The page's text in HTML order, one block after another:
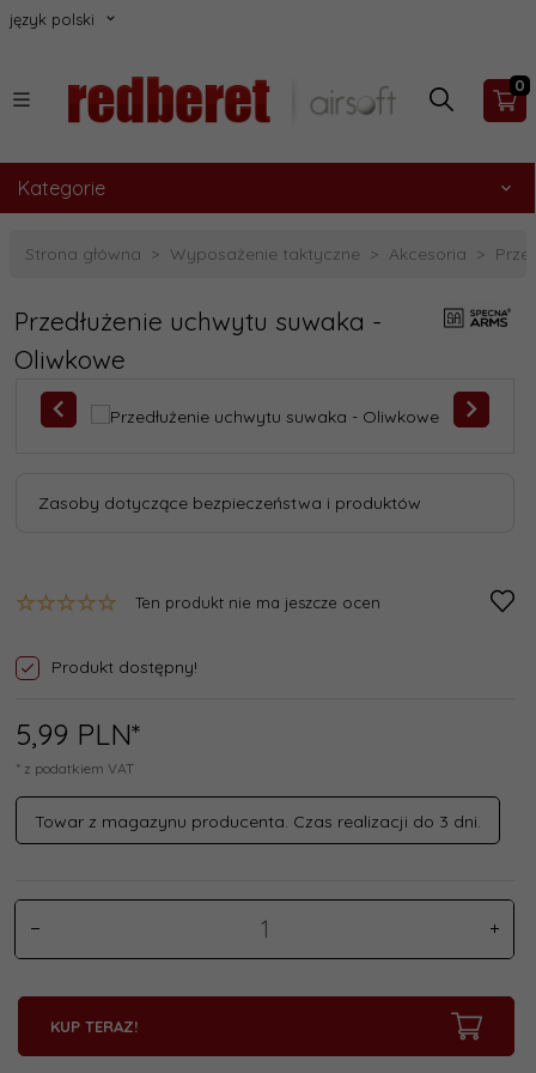
język polski
0
Kategorie
Strona główna Wyposażenie taktyczne Akcesoria
Przedłużenie uchwytu suwaka -
Oliwkowe
Zasoby dotyczące bezpieczeństwa i produktów
Ten produkt nie ma jeszcze ocen
Produkt dostępny!
5,99 PLN*
* z podatkiem VAT
Towar z magazynu producenta. Czas realizacji do 3 dni.
KUP TERAZ!